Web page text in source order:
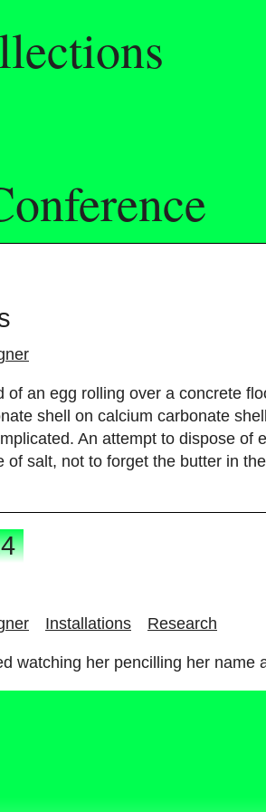
ner
of an egg ro ing over a concrete f o
nate she on ca cium carbonate she
mp icated. An attempt to dispose of e
of sa t, not to forget the butter in the
4
ner Insta ations Research
d watching her penci ing her name